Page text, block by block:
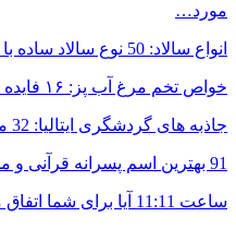
مورد…
انواع سالاد: 50 نوع سالاد ساده با طرز تهیه برای هر فصل و هر…
خواص تخم مرغ آب پز: ۱۶ فایده تخم مرغ آب پز برای سلامتی
جاذبه های گردشگری ایتالیا: 32 مهمترین جای دیدنی ونیز، رم،…
91 بهترین اسم پسرانه قرآنی و مذهبی با معنی و منبع
ساعت 11:11 آیا برای شما اتفاق می‌افتد ؟